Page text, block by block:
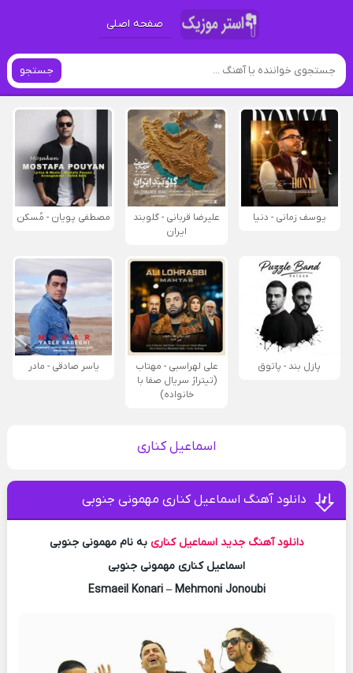
صفحه اصلی
جستجو
یوسف زمانی - دنیا
علیرضا قربانی - گلوبند
ایران
مصطفی پویان - مُسکن
پازل بند - پاتوق
علی لهراسبی - مهتاب
(تیتراژ سریال صفا با
خانواده)
یاسر صادقی - مادر
اسماعیل کناری
دانلود آهنگ اسماعیل کناری مهمونی جنوبی
دانلود آهنگ جدید اسماعیل کناری به نام مهمونی جنوبی
اسماعیل کناری مهمونی جنوبی
Esmaeil Konari – Mehmoni Jonoubi